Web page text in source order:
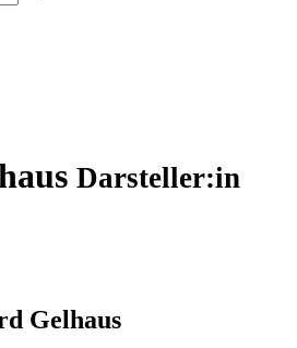
Darsteller:in
Gelhaus